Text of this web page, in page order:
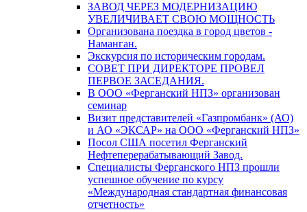
ЗАВОД ЧЕРЕЗ МОДЕРНИЗАЦИЮ
УВЕЛИЧИВАЕТ СВОЮ МОЩНОСТЬ
Организована поездка в город цветов -
Наманган.
Экскурсия по историческим городам.
СОВЕТ ПРИ ДИРЕКТОРЕ ПРОВЕЛ
ПЕРВОЕ ЗАСЕДАНИЯ.
В ООО «Ферганский НПЗ» организован
семинар
Визит представителей «Газпромбанк» (АО)
и АО «ЭКСАР» на ООО «Ферганский НПЗ»
Посол США посетил Ферганский
Нефтеперерабатывающий Завод.
Специалисты Ферганского НПЗ прошли
успешное обучение по курсу
«Международная стандартная финансовая
отчетность»